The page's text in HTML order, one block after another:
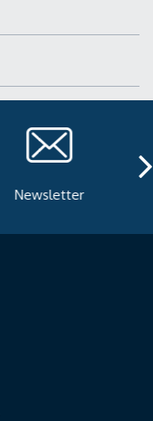
Newsletter